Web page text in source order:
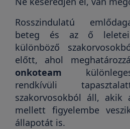
Rosszindulatú
beteg és az ő leletei
különböző
előtt, ahol
onkoteam
rendkívüli
szakorvosokból áll, akik
mellett figyelembe
állapotát is.